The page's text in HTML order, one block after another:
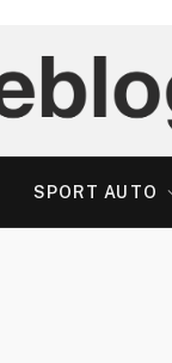
SPORT AUTO